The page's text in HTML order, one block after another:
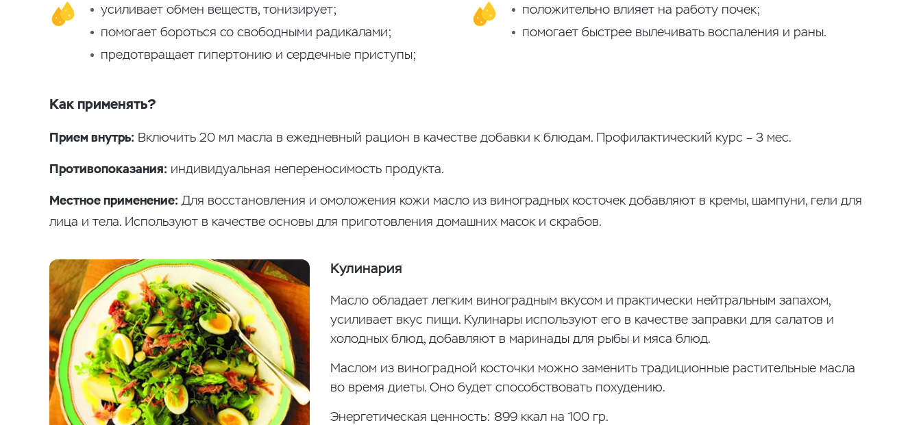
усиливает обмен веществ, тонизирует;
помогает бороться со свободными радикалами;
предотвращает гипертонию и сердечные приступы;
положительно влияет на работу почек;
помогает быстрее вылечивать воспаления и раны.
Как применять?
Прием внутрь: Включить 20 мл масла в ежедневный рацион в качестве добавки к блюдам. Профилактический курс – 3 мес.
Противопоказания: индивидуальная непереносимость продукта.
Местное применение: Для восстановления и омоложения кожи масло из виноградных косточек добавляют в кремы, шампуни, гели для
лица и тела. Используют в качестве основы для приготовления домашних масок и скрабов.
Кулинария
Масло обладает легким виноградным вкусом и практически нейтральным запахом,
усиливает вкус пищи. Кулинары используют его в качестве заправки для салатов и
холодных блюд, добавляют в маринады для рыбы и мяса блюд.
Маслом из виноградной косточки можно заменить традиционные растительные масла
во время диеты. Оно будет способствовать похудению.
Энергетическая ценность: 899 ккал на 100 гр.